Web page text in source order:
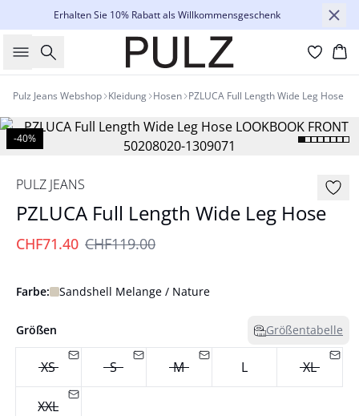
Erhalten Sie 10% Rabatt als Willkommensgeschenk
Suche
Pulz Jeans Webshop Kleidung Hosen PZLUCA Full Length Wide Leg Hose
-40%
PULZ JEANS
PZLUCA Full Length Wide Leg Hose
CHF71.40 CHF119.00
Farbe: Sandshell Melange / Nature
Größen Größentabelle
XS S M L XL
XXL